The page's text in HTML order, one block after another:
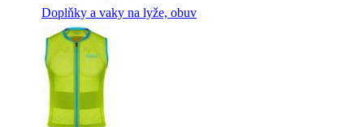
Doplňky a vaky na lyže, obuv